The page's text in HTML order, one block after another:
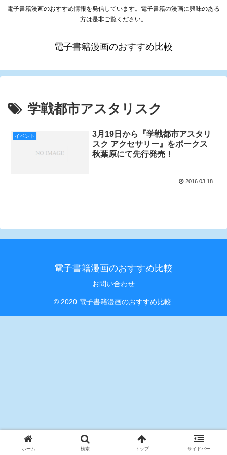
電子書籍漫画のおすすめ情報を発信しています。電子書籍の漫画に興味のある
方は是非ご覧ください。
電子書籍漫画のおすすめ比較
学戦都市アスタリスク
イベント
3月19日から『学戦都市アスタリ
スク アクセサリー』をボークス
秋葉原にて先行発売！
2016.03.18
電子書籍漫画のおすすめ比較
お問い合わせ
© 2020 電子書籍漫画のおすすめ比較.
ホーム 検索 トップ サイドバー